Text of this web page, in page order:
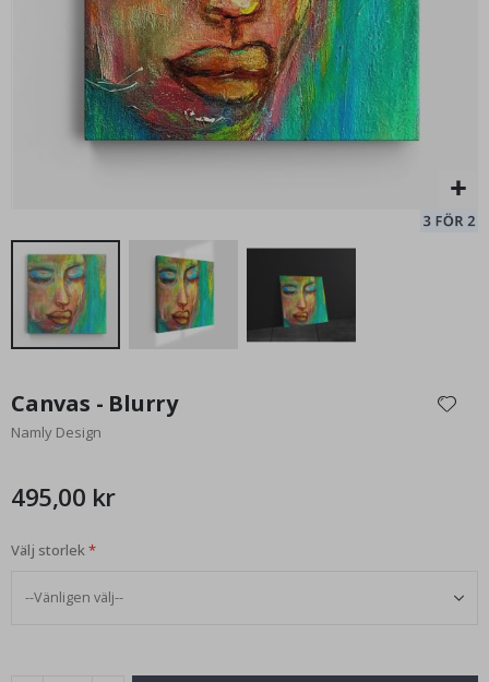
149,00 Kr
början
av
Canvas - Blurry
Namly Design
495,00 kr
Välj storlek